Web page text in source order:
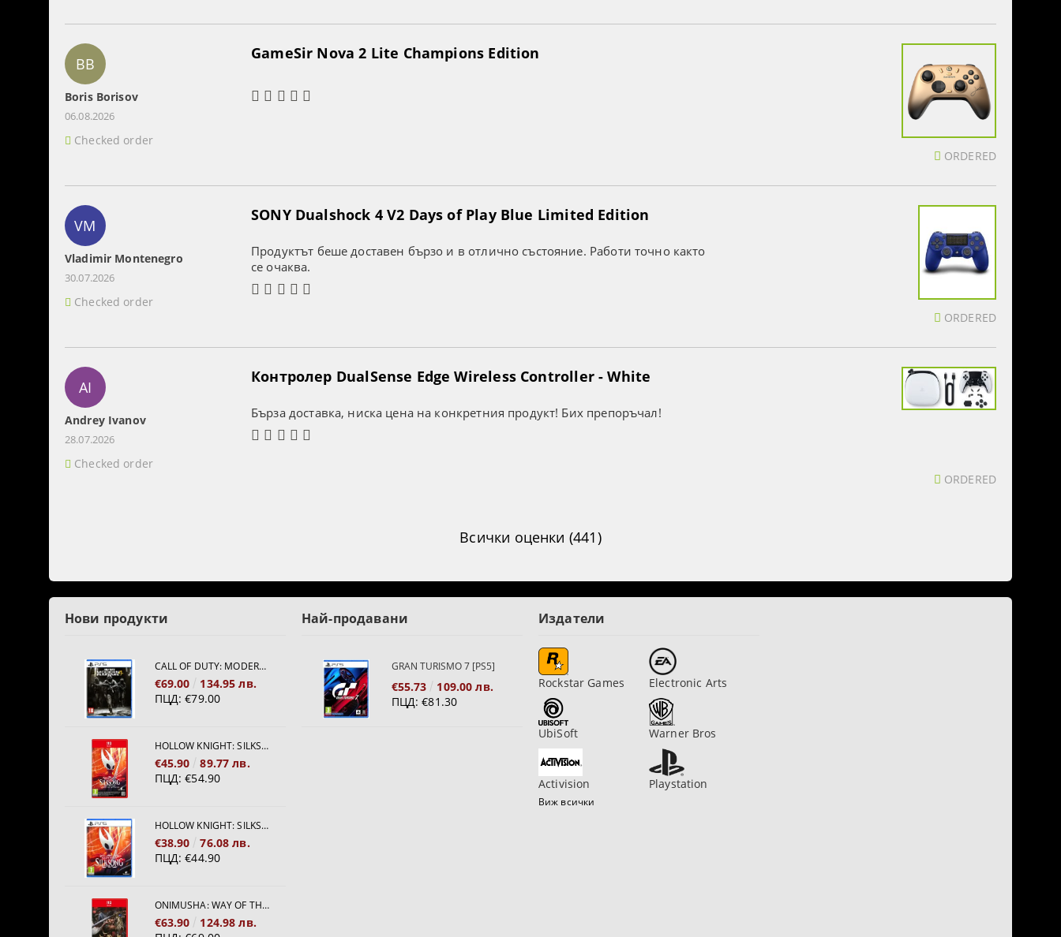
BB
Boris Borisov
06.08.2026
Checked order
GameSir Nova 2 Lite Champions Edition
ORDERED
VM
Vladimir Montenegro
30.07.2026
Checked order
SONY Dualshock 4 V2 Days of Play Blue Limited Edition
Продуктът беше доставен бързо и в отлично състояние. Работи точно както
се очаква.
ORDERED
AI
Andrey Ivanov
28.07.2026
Checked order
Контролер DualSense Edge Wireless Controller - White
Бърза доставка, ниска цена на конкретния продукт! Бих препоръчал!
ORDERED
Всички оценки (441)
Нови продукти
CALL OF DUTY: MODERN WARFARE 4[PS5]
€69.00
134.95 лв.
ПЦД: €79.00
HOLLOW KNIGHT: SILKSONG [NINTENDO SWITCH 2]
€45.90
89.77 лв.
ПЦД: €54.90
HOLLOW KNIGHT: SILKSONG [PS5]
€38.90
76.08 лв.
ПЦД: €44.90
ONIMUSHA: WAY OF THE SWORD [NINTENDO SWITCH 2]
€63.90
124.98 лв.
Най-продавани
GRAN TURISMO 7 [PS5]
€55.73
109.00 лв.
ПЦД: €81.30
Издатели
Rockstar Games Electronic Arts
UbiSoft Warner Bros
Activision Playstation
Виж всички